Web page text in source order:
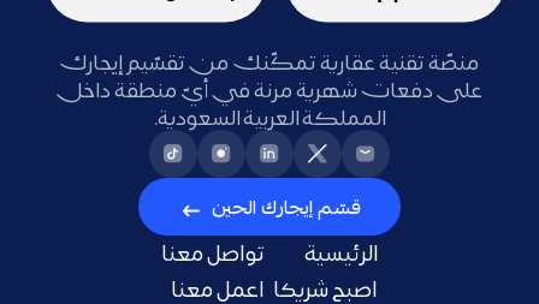
منصّة تقنية عقارية تمكّنك من تقسّيم إيجارك
على دفعات شهرية مرنة في أيّ منطقة داخل
المملكة العربية السعودية.
قسّم إيجارك الحين
الرئيسية
اصبح شريكا
تواصل معنا
اعمل معنا